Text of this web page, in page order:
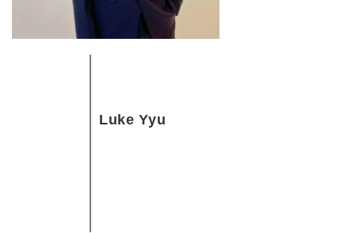
Luke Yyu